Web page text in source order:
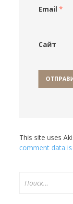
Email *
Сайт
This site uses
comment data